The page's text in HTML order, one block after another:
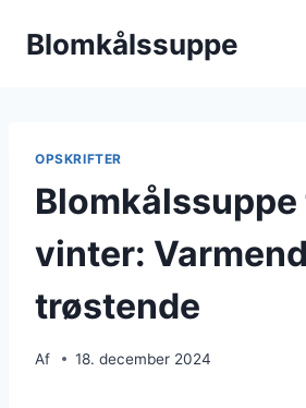
Blomkålssuppe
OPSKRIFTER
Blomkålssuppe
vinter:
trøstende
Af 18. december 2024